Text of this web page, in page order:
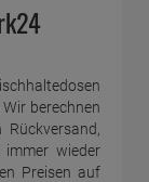
berechnen
wieder
Preisen auf